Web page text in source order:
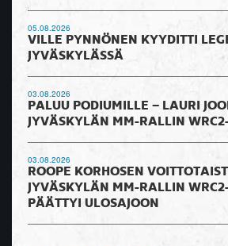
05.08.2026
VILLE PYNNÖNEN KYYDITTI
JYVÄSKYLÄSSÄ
03.08.2026
PALUU PODIUMILLE – LAURI
JYVÄSKYLÄN MM-RALLIN
03.08.2026
ROOPE KORHOSEN
JYVÄSKYLÄN MM-RALLIN
PÄÄTTYI ULOSAJOON